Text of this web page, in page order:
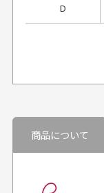
D
30代男性
良かった！
商品について